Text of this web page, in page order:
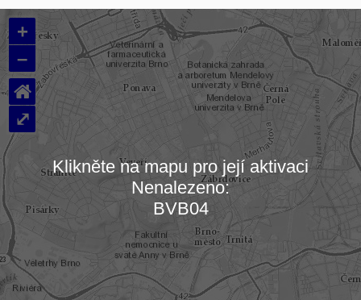
Načítám mapu…
+
–
⌂
⤢
Klikněte na mapu pro její aktivaci
Nenalezeno:
BVB04